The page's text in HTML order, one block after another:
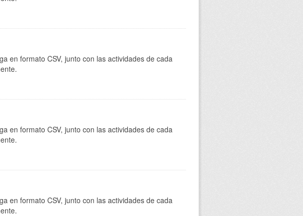
en formato CSV, junto con las actividades de cada
en formato CSV, junto con las actividades de cada
en formato CSV, junto con las actividades de cada